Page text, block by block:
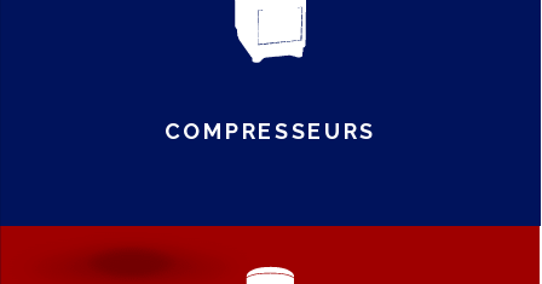
COMPRESSEURS